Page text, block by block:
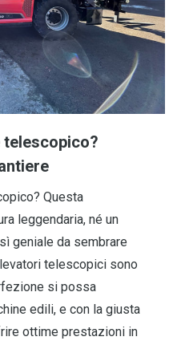
telescopico?
Questa
leggendaria, né un
geniale da sembrare
telescopici sono
si possa
edili, e con la giusta
ottime prestazioni in